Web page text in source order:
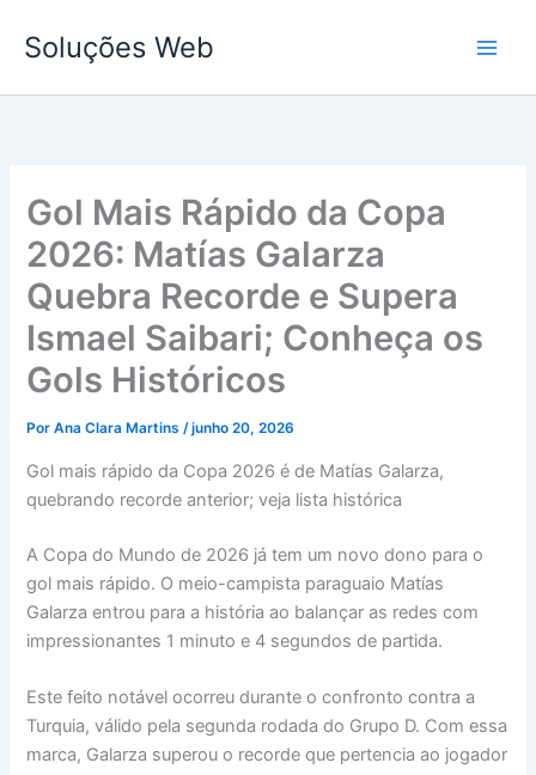
para
conteúdo
Soluções Web
Gol Mais Rápido da Copa
2026: Matías Galarza
Quebra Recorde e Supera
Ismael Saibari; Conheça os
Gols Históricos
PorAna Clara Martins/junho 20, 2026
Gol mais rápido da Copa 2026 é de Matías Galarza,
quebrando recorde anterior; veja lista histórica
A Copa do Mundo de 2026 já tem um novo dono para o
gol mais rápido. O meio-campista paraguaio Matías
Galarza entrou para a história ao balançar as redes com
impressionantes 1 minuto e 4 segundos de partida.
Este feito notável ocorreu durante o confronto contra a
Turquia, válido pela segunda rodada do Grupo D. Com essa
marca, Galarza superou o recorde que pertencia ao jogador